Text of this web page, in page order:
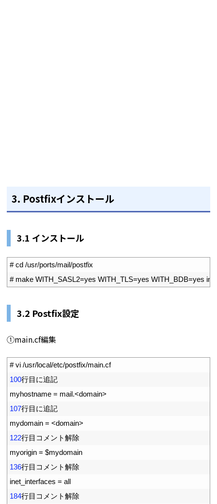
3. Postfixインストール
3.1 インストール
# cd /usr/ports/mail/postfix
# make WITH_SASL2=yes WITH_TLS=yes WITH_BDB=yes
3.2 Postfix設定
①main.cf編集
# vi /usr/local/etc/postfix/main.cf
100行目に追記
myhostname = mail.<domain>
107行目に追記
mydomain = <domain>
122行目コメント解除
myorigin = $mydomain
136行目コメント解除
inet_interfaces = all
184行目コメント解除